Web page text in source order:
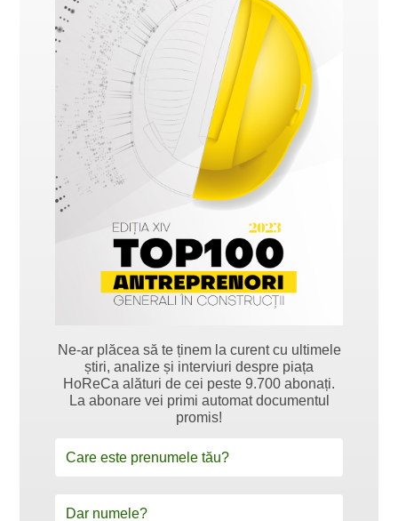
Ne-ar plăcea să te ținem la curent cu ultimele
știri, analize și interviuri despre piața
HoReCa alături de cei peste 9.700 abonați.
La abonare vei primi automat documentul
promis!